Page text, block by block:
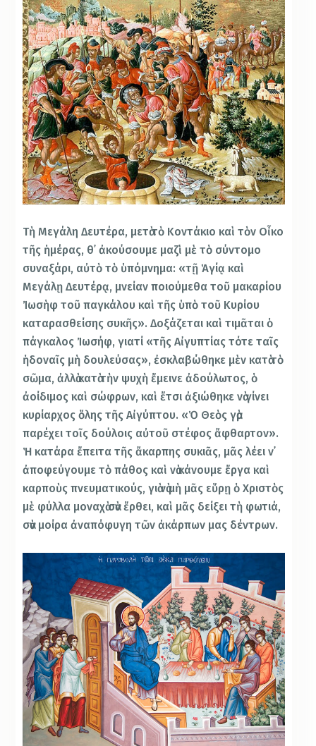
Τὴ Μεγάλη Δευτέρα, μετὰ τὸ Κοντάκιο καὶ τὸν Οἶκο
τῆς ἡμέρας, θ᾿ ἀκούσουμε μαζὶ μὲ τὸ σύντομο
συναξάρι, αὐτὸ τὸ ὑπόμνημα: «τῇ Ἁγίᾳ καὶ
Μεγάλῃ Δευτέρᾳ, μνείαν ποιούμεθα τοῦ μακαρίου
Ἰωσὴφ τοῦ παγκάλου καὶ τῆς ὑπὸ τοῦ Κυρίου
καταρασθείσης συκῆς». Δοξάζεται καὶ τιμᾶται ὁ
πάγκαλος Ἰωσήφ, γιατί «τῆς Αἰγυπτίας τότε ταῖς
ἡδοναῖς μὴ δουλεύσας», ἐσκλαβώθηκε μὲν κατὰ τὸ
σῶμα, ἀλλὰ κατὰ τὴν ψυχὴ ἔμεινε ἀδούλωτος, ὁ
ἀοίδιμος καὶ σώφρων, καὶ ἔτσι ἀξιώθηκε νὰ γίνει
κυρίαρχος ὅλης τῆς Αἰγύπτου. «Ὁ Θεὸς γὰρ
παρέχει τοῖς δούλοις αὐτοῦ στέφος ἄφθαρτον».
Ἡ κατάρα ἔπειτα τῆς ἄκαρπης συκιᾶς, μᾶς λέει ν᾿
ἀποφεύγουμε τὸ πάθος καὶ νὰ κάνουμε ἔργα καὶ
καρποὺς πνευματικούς, γιὰ νὰ μὴ μᾶς εὕρῃ ὁ Χριστὸς
μὲ φύλλα μοναχὰ σὰν ἔρθει, καὶ μᾶς δείξει τὴ φωτιά,
σὰν μοίρα ἀναπόφυγη τῶν ἀκάρπων μας δέντρων.